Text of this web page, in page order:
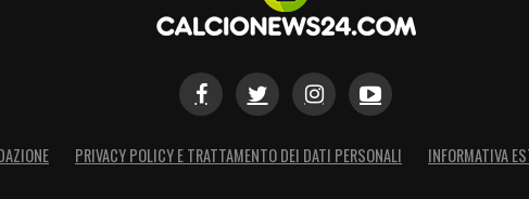
PRIVACY POLICY E TRATTAMENTO DEI DATI PERSONALI INFORMATIVA